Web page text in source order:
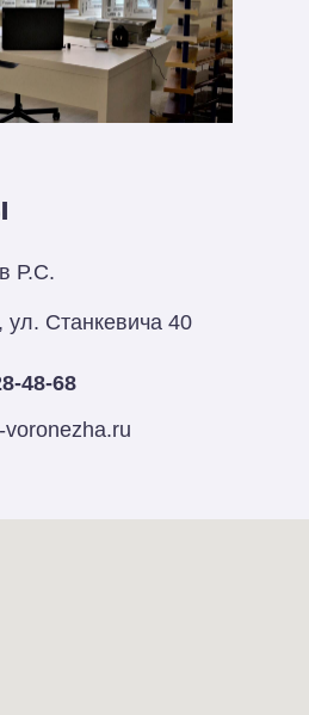
48-68
ул. Станкевича 40
Р.С.